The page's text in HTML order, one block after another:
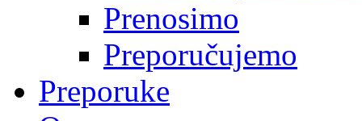
Prenosimo
Preporučujemo
Preporuke